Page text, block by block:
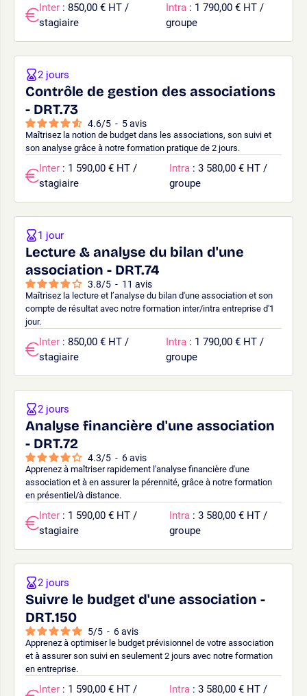
Inter : 850,00 € HT /
stagiaire
Intra : 1 790,00 € HT /
groupe
Contrôle de gestion des associations
- DRT.73
4.6/5 - 5avis
Maîtrisez la notion de budget dans les associations, son suivi et
son analyse grâce à notre formation pratique de 2 jours.
2 jours
Inter : 1 590,00 € HT /
stagiaire
Intra : 3 580,00 € HT /
groupe
Lecture & analyse du bilan d'une
association - DRT.74
3.8/5 - 11 avis
Maîtrisez la lecture et l’analyse du bilan d'une association et son
compte de résultat avec notre formation inter/intra entreprise d'1
jour.
1 jour
Inter : 850,00 € HT /
stagiaire
Intra : 1 790,00 € HT /
groupe
Analyse financière d'une association
- DRT.72
4.3/5 - 6avis
Apprenez à maîtriser rapidement l'analyse financière d'une
association et à en assurer la pérennité, grâce à notre formation
en présentiel/à distance.
2 jours
Inter : 1 590,00 € HT /
stagiaire
Intra : 3 580,00 € HT /
groupe
Suivre le budget d'une association -
DRT.150
5/5 - 6avis
Apprenez à optimiser le budget prévisionnel de votre association
et à assurer son suivi en seulement 2 jours avec notre formation
en entreprise.
2 jours
Inter : 1 590,00 € HT /
Intra : 3 580,00 € HT /